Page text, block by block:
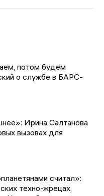
потом будем
о службе в БАРС-
Ирина Салтанова
вызовах для
считал»:
техно-жрецах,